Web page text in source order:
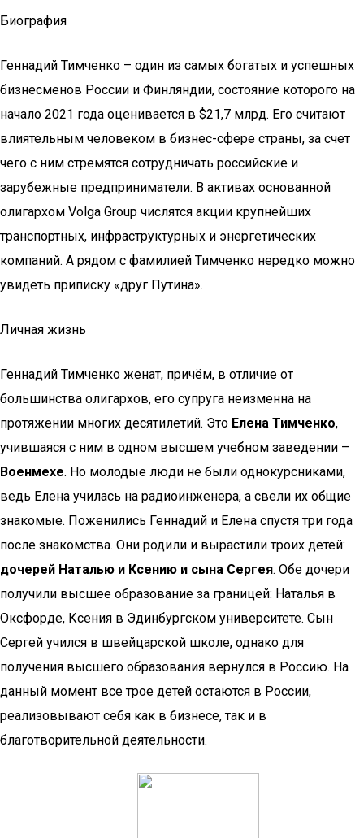
Биография
Геннадий Тимченко – один из самых богатых и успешных
бизнесменов России и Финляндии, состояние которого на
начало 2021 года оценивается в $21,7 млрд. Его считают
влиятельным человеком в бизнес-сфере страны, за счет
чего с ним стремятся сотрудничать российские и
зарубежные предприниматели. В активах основанной
олигархом Volga Group числятся акции крупнейших
транспортных, инфраструктурных и энергетических
компаний. А рядом с фамилией Тимченко нередко можно
увидеть приписку «друг Путина».
Личная жизнь
Геннадий Тимченко женат, причём, в отличие от
большинства олигархов, его супруга неизменна на
протяжении многих десятилетий. Это Елена Тимченко,
учившаяся с ним в одном высшем учебном заведении –
Военмехе. Но молодые люди не были однокурсниками,
ведь Елена училась на радиоинженера, а свели их общие
знакомые. Поженились Геннадий и Елена спустя три года
после знакомства. Они родили и вырастили троих детей:
дочерей Наталью и Ксению и сына Сергея. Обе дочери
получили высшее образование за границей: Наталья в
Оксфорде, Ксения в Эдинбургском университете. Сын
Сергей учился в швейцарской школе, однако для
получения высшего образования вернулся в Россию. На
данный момент все трое детей остаются в России,
реализовывают себя как в бизнесе, так и в
благотворительной деятельности.